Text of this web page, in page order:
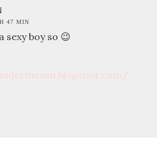
47 MIN
sexy boy so 😉